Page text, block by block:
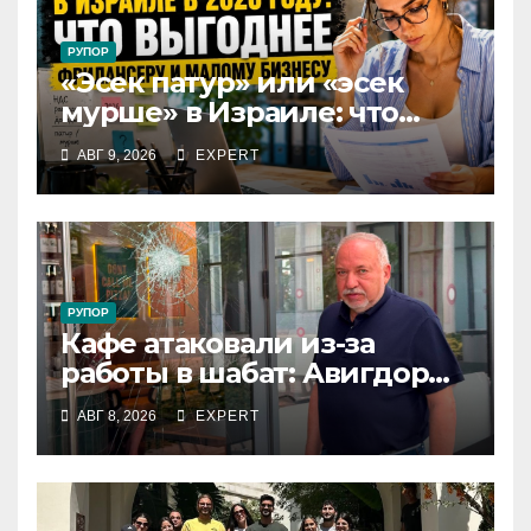
РУПОР
«Эсек патур» или «эсек
мурше» в Израиле: что
выгоднее фрилансеру и
малому бизнесу в 2026 году
АВГ 9, 2026 EXPERT
РУПОР
Кафе атаковали из-за
работы в шабат: Авигдор
Либерман приехал
поддержать владельцев
АВГ 8, 2026 EXPERT